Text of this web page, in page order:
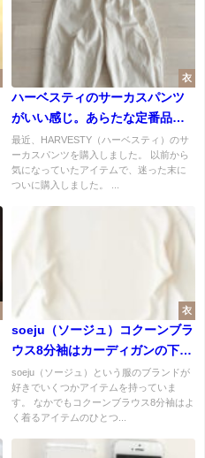
衣
ハーベスティのサーカスパンツ
がいい感じ。あらたな定番品が
できました。
最近、HARVESTY（ハーベスティ）のサ
ーカスパンツを購入しました。 以前から
気になっていたアイテムで、迷った末に
ついに購入しました。 ...
衣
soeju（ソージュ）コクーンブラ
ウス8分袖はカーディガンの下着
てもいい感じ。1年中使えるアイ
テム。
soeju（ソージュ）という服のブランドが
好きでいくつかアイテムを持っていま
す。 なかでもコクーンブラウス8分袖はよ
く着るアイテムのひとつ...